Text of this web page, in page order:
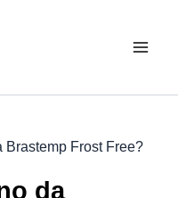
Frost Free?
da